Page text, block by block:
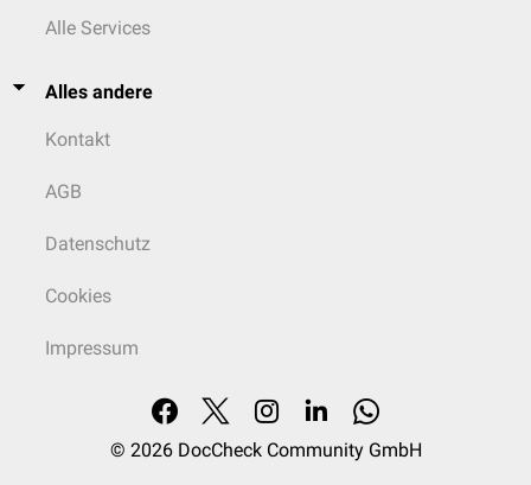
Alle Services
Alles andere
Kontakt
AGB
Datenschutz
Cookies
Impressum
© 2026 DocCheck Community GmbH